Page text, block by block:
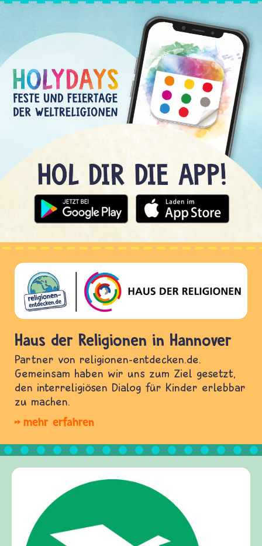
Haus der Religionen in Hannover
Partner von religionen-entdecken.de.
Gemeinsam haben wir uns zum Ziel gesetzt,
den interreligiösen Dialog für Kinder erlebbar
zu machen.
mehr erfahren